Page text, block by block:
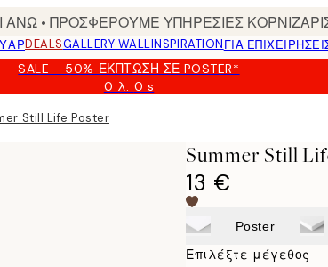
• ΠΡΟΣΦΕΡΟΥΜΕ ΥΠΗΡΕΣΙΕΣ
DEALSGALLERY WALLINSPIRATIONΓΙΑ
SALE - 50% ΈΚΠΤΩΣΗ ΣΕ POSTER*
0 λ. 0 s
Ισχύει
Still Life Poster
Summer Still
13 €
Poster
Επιλέξτε μέγεθος